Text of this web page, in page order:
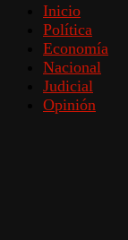
Inicio
Política
Economía
Nacional
Judicial
Opinión